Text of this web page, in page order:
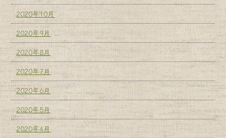
2020年10月
2020年9月
2020年8月
2020年7月
2020年6月
2020年5月
2020年4月